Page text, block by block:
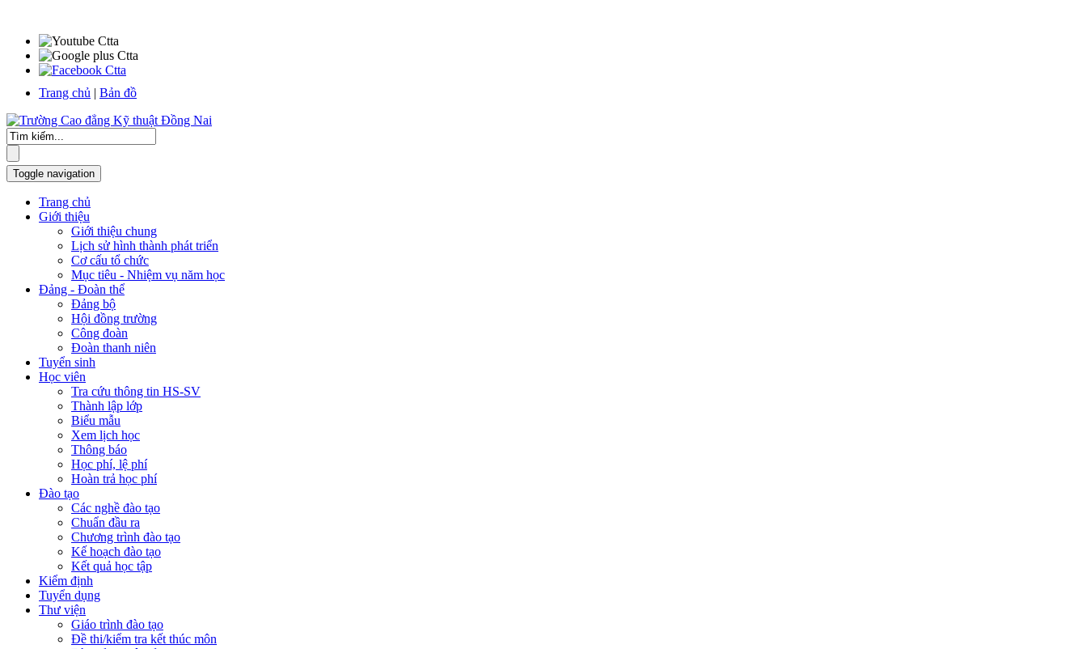
Trang chủ | Bản đồ
Toggle navigation
Trang chủ
Giới thiệu
Giới thiệu chung
Lịch sử hình thành phát triển
Cơ cấu tổ chức
Mục tiêu - Nhiệm vụ năm học
Đảng - Đoàn thể
Đảng bộ
Hội đồng trường
Công đoàn
Đoàn thanh niên
Tuyển sinh
Học viên
Tra cứu thông tin HS-SV
Thành lập lớp
Biểu mẫu
Xem lịch học
Thông báo
Học phí, lệ phí
Hoàn trả học phí
Đào tạo
Các nghề đào tạo
Chuẩn đầu ra
Chương trình đào tạo
Kế hoạch đào tạo
Kết quả học tập
Kiểm định
Tuyển dụng
Thư viện
Giáo trình đào tạo
Đề thi/kiểm tra kết thúc môn